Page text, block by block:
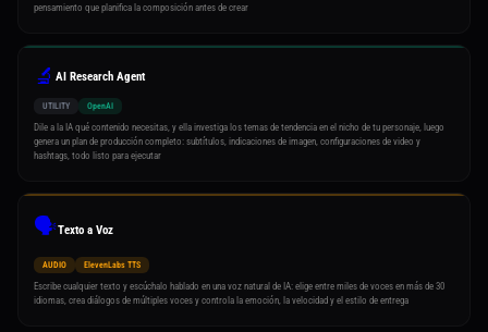
pensamiento que planifica la composición antes de crear
🔬 AI Research Agent
UTILITY OpenAI
Dile a la IA qué contenido necesitas, y ella investiga los temas de tendencia en el nicho de tu personaje, luego
genera un plan de producción completo: subtítulos, indicaciones de imagen, configuraciones de video y
hashtags, todo listo para ejecutar
🗣️Texto a Voz
AUDIO ElevenLabs TTS
Escribe cualquier texto y escúchalo hablado en una voz natural de IA: elige entre miles de voces en más de 30
idiomas, crea diálogos de múltiples voces y controla la emoción, la velocidad y el estilo de entrega